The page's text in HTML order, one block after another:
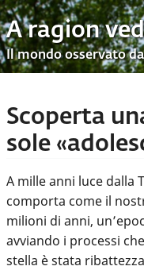
A ragion
Il mondo osservato
Scoperta
sole
A mille anni luce dalla
comporta come il
milioni di anni,
avviando i processi
stella è stata